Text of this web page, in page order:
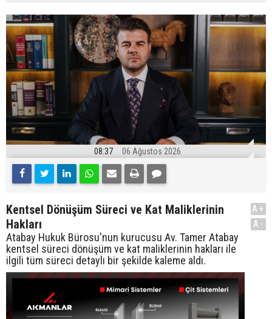
08:37 06 Ağustos 2026
Kentsel Dönüşüm Süreci ve Kat Maliklerinin
Hakları
Atabay Hukuk Bürosu'nun kurucusu Av. Tamer Atabay
kentsel süreci dönüşüm ve kat maliklerinin hakları ile
ilgili tüm süreci detaylı bir şekilde kaleme aldı.
A+
A-